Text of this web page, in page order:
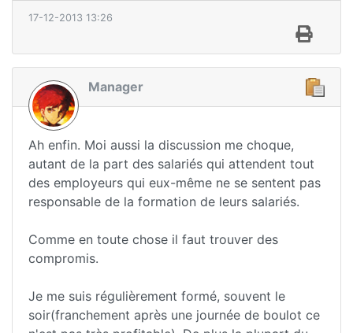
17-12-2013 13:26
Manager
Ah enfin. Moi aussi la discussion me choque,
autant de la part des salariés qui attendent tout
des employeurs qui eux-même ne se sentent pas
responsable de la formation de leurs salariés.
Comme en toute chose il faut trouver des
compromis.
Je me suis régulièrement formé, souvent le
soir(franchement après une journée de boulot ce